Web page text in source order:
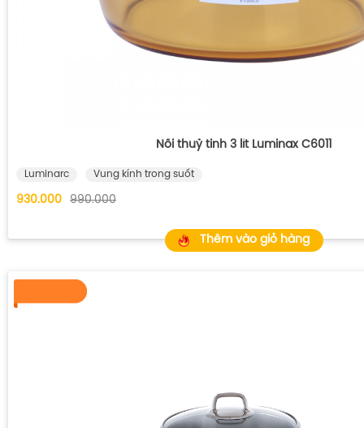
Nồi thuỷ tinh 3 lít Luminax C6011
Luminarc Vung kính trong suốt
930.000 990.000
Thêm vào giỏ hàng